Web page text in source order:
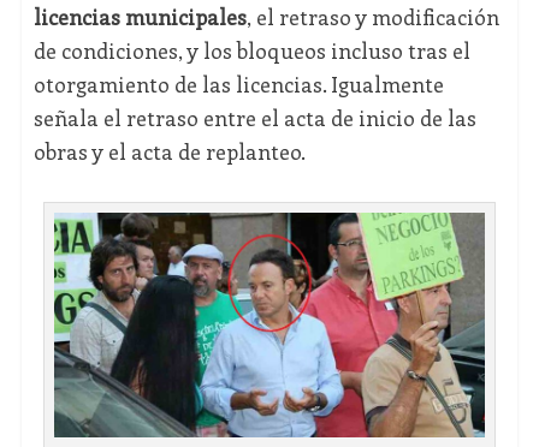
licencias municipales, el retraso y modificación
de condiciones, y los bloqueos incluso tras el
otorgamiento de las licencias. Igualmente
señala el retraso entre el acta de inicio de las
obras y el acta de replanteo.